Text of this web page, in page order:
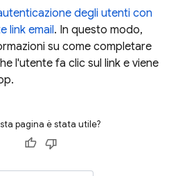
degli utenti con
link email. In questo modo,
su come completare
l'utente fa clic sul link e viene
pagina è stata utile?